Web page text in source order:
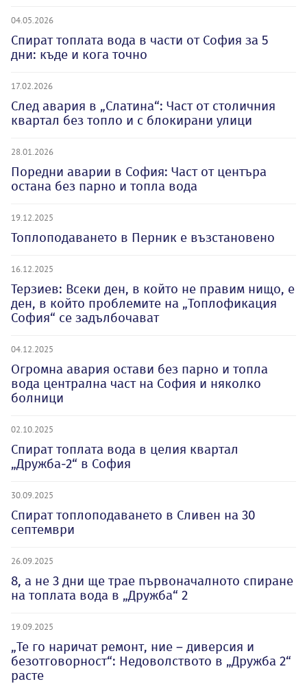
04.05.2026
Спират топлата вода в части от София за 5
дни: къде и кога точно
17.02.2026
След авария в „Слатина“: Част от столичния
квартал без топло и с блокирани улици
28.01.2026
Поредни аварии в София: Част от центъра
остана без парно и топла вода
19.12.2025
Топлоподаването в Перник е възстановено
16.12.2025
Терзиев: Всеки ден, в който не правим нищо, е
ден, в който проблемите на „Топлофикация
София“ се задълбочават
04.12.2025
Огромна авария остави без парно и топла
вода централна част на София и няколко
болници
02.10.2025
Спират топлата вода в целия квартал
„Дружба-2“ в София
30.09.2025
Спират топлоподаването в Сливен на 30
септември
26.09.2025
8, а не 3 дни ще трае първоначалното спиране
на топлата вода в „Дружба“ 2
19.09.2025
„Те го наричат ремонт, ние – диверсия и
безотговорност“: Недоволството в „Дружба 2“
расте